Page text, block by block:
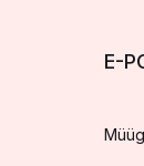
E-